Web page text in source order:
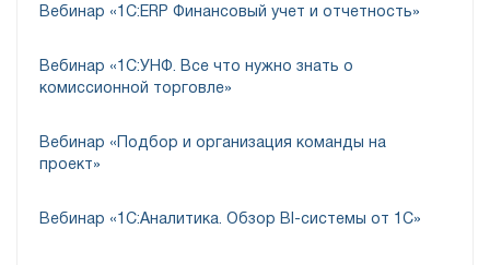
Вебинар «1С:ERP Финансовый учет и отчетность»
Вебинар «1С:УНФ. Все что нужно знать о
комиссионной торговле»
Вебинар «Подбор и организация команды на
проект»
Вебинар «1С:Аналитика. Обзор BI-системы от 1С»